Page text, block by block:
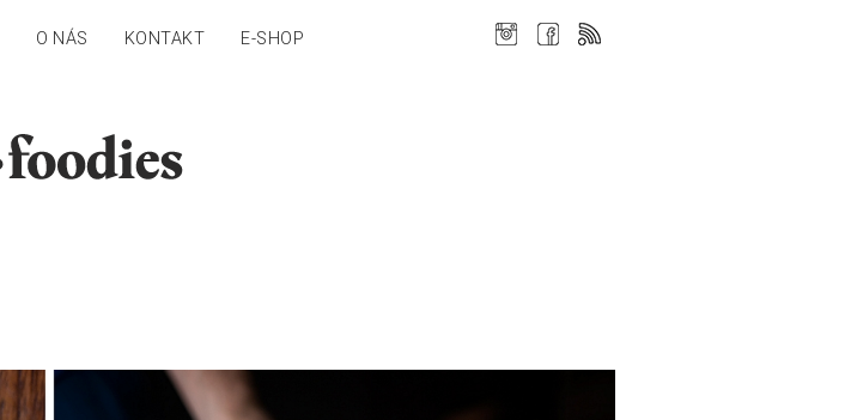
O NÁS KONTAKT E-SHOP